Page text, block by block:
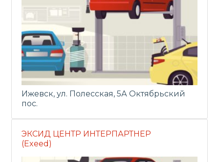
Ижевск, ул. Полесская, 5А Октябрьский
пос.
ЭКСИД ЦЕНТР ИНТЕРПАРТНЕР
(Exeed)